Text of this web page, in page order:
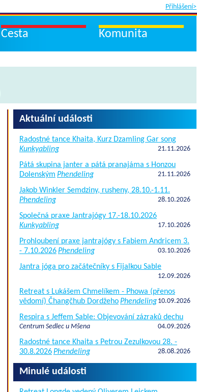
Přihlášení>
Cesta Komunita
Aktuální události
Radostné tance Khaita, Kurz Dzamling Gar song
Kunkyabling
21.11.2026
Pátá skupina janter a pátá pranajáma s Honzou
Dolenským Phendeling 21.11.2026
Jakob Winkler Semdziny, rusheny, 28.10.-1.11.
Phendeling
28.10.2026
Společná praxe Jantrajógy 17.-18.10.2026
Kunkyabling
17.10.2026
Prohloubení praxe jantrajógy s Fabiem Andricem 3.
- 7.10.2026Phendeling 03.10.2026
Jantra jóga pro začátečníky s Fijalkou Sable
12.09.2026
Retreat s Lukášem Chmelíkem - Phowa (přenos
vědomí) Čhangčhub DordžehoPhendeling 10.09.2026
Respira s Jeffem Sable: Objevování zázraků dechu
Centrum Sedlec u Mšena 04.09.2026
Radostné tance Khaita s Petrou Zezulkovou 28. -
30.8.2026Phendeling 28.08.2026
Minulé události